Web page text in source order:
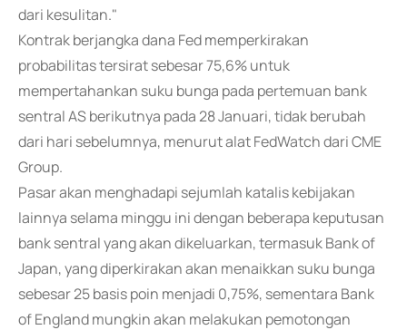
dari kesulitan."
Kontrak berjangka dana Fed memperkirakan
probabilitas tersirat sebesar 75,6% untuk
mempertahankan suku bunga pada pertemuan bank
sentral AS berikutnya pada 28 Januari, tidak berubah
dari hari sebelumnya, menurut alat FedWatch dari CME
Group.
Pasar akan menghadapi sejumlah katalis kebijakan
lainnya selama minggu ini dengan beberapa keputusan
bank sentral yang akan dikeluarkan, termasuk Bank of
Japan, yang diperkirakan akan menaikkan suku bunga
sebesar 25 basis poin menjadi 0,75%, sementara Bank
of England mungkin akan melakukan pemotongan